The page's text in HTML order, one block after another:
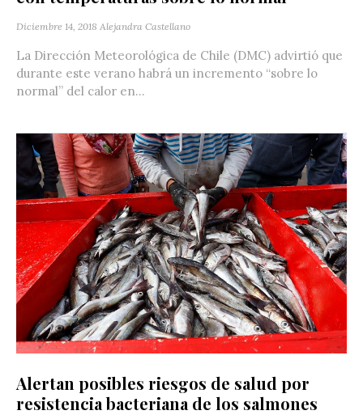
Diciembre 14, 2018 Alejandra Castellano
La Dirección Meteorológica de Chile (DMC) advirtió que
durante este verano habrá un incremento “sobre lo
normal” del calor en...
Alertan posibles riesgos de salud por
resistencia bacteriana de los salmones